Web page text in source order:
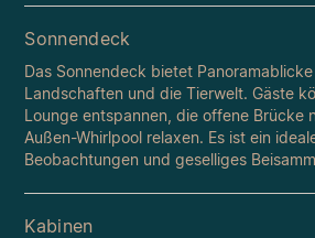
Sonnendeck
Das Sonnendeck bietet
Landschaften und die Tierwelt. Gäste
Lounge entspannen, die offene Brücke
Außen-Whirlpool relaxen. Es ist ein
Beobachtungen und geselliges
Kabinen